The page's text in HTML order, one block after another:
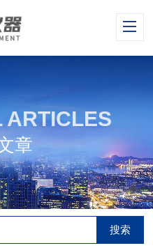
ARTICLES
章